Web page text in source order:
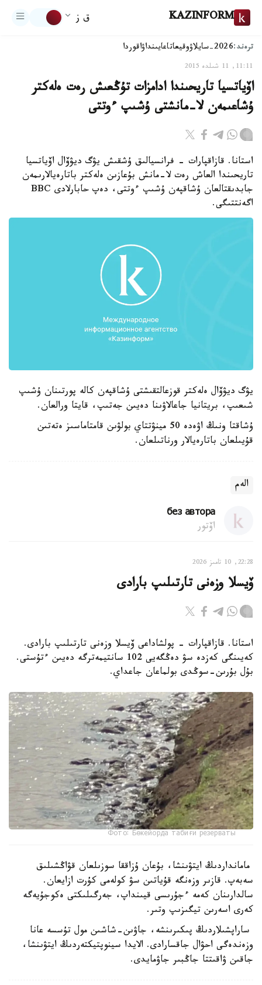
KAZINFORM ق ز
ترەند:2026-سايلاۋ وقيعاتاعايىنداۋاقوردا
11:11, 11 شىلدە 2015
اۆياتسيا تاريحىندا ادامزات تۇڭعىش رەت ەلەكتر
ۇشاعىمەن لا-مانشتى ۇشىپ ءوتتى
استانا. قازاقپارات - فرانسيالىق ۇشقىش يۋگ ديۋۆال اۆياتسيا
تاريحىندا العاش رەت لا-مانش بۇعازىن ەلەكتر باتارەيالارىمەن
جابدىقتالعان ۇشاقپەن ۇشىپ ءوتتى، دەپ حابارلادى BBC
اگەنتتىگى.
يۋگ ديۋۆال ەلەكتر قوزعالتقىشتى ۇشاقپەن كالە پورتىنان ۇشىپ
شىعىپ، بريتانيا جاعالاۋىنا دەيىن جەتىپ، قايتا ورالعان.
ۇشاقتا ونىڭ اۋەدە 50 مينۋتتاي بولۋىن قامتاماسىز ەتەتىن
قۇيىلعان باتارەيالار ورناتىلعان.
الەم
без автора
اۆتور
22:28, 10 تامىز 2026
ۆيسلا وزەنى تارتىلىپ بارادى
استانا. قازاقپارات - پولشاداعى ۆيسلا وزەنى تارتىلىپ بارادى.
كەيىنگى كەزدە سۋ دەڭگەيى 102 سانتيمەترگە دەيىن ءتۇستى.
بۇل بۇرىن-سوڭدى بولماعان جاعداي.
Фото: Бөкейорда табиғи резерваты
مامانداردىڭ ايتۋىنشا، بۇعان ۇزاققا سوزىلعان قۋاڭشىلىق
سەبەپ. قازىر وزەنگە قۇياتىن سۋ كولەمى كۇرت ازايعان.
سالدارىنان كەمە ءجۇرىسى قيىنداپ، جەرگىلىكتى ەكوجۇيەگە
كەرى اسەرىن تيگىزىپ وتىر.
ساراپشىلاردىڭ پىكىرىنشە، جاۋىن-شاشىن مول تۇسسە عانا
وزەندەگى احۋال جاقسارادى. الايدا سينوپتيكتەردىڭ ايتۋىنشا،
جاقىن ۋاقىتتا جاڭبىر جاۋمايدى.